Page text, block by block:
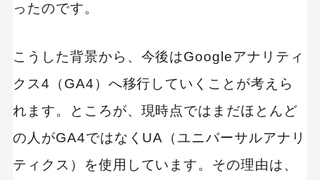
ったのです。
こうした背景から、今後はGoogleアナリティ
クス4（GA4）へ移行していくことが考えら
れます。ところが、現時点ではまだほとんど
の人がGA4ではなくUA（ユニバーサルアナリ
ティクス）を使用しています。その理由は、